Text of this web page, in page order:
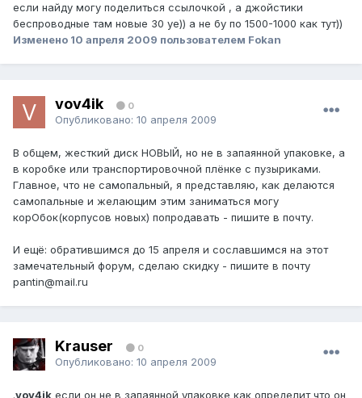
если найду могу поделиться ссылочкой , а джойстики
беспроводные там новые 30 уе)) а не бу по 1500-1000 как тут))
Изменено 10 апреля 2009 пользователем Fokan
vov4ik 0
Опубликовано: 10 апреля 2009
В общем, жесткий диск НОВЫЙ, но не в запаянной упаковке, а
в коробке или транспортировочной плёнке с пузыриками.
Главное, что не самопальный, я представляю, как делаются
самопальные и желающим этим заниматься могу
корОбок(корпусов новых) попродавать - пишите в почту.
И ещё: обратившимся до 15 апреля и сославшимся на этот
замечательный форум, сделаю скидку - пишите в почту
pantin@mail.ru
Krauser 0
Опубликовано: 10 апреля 2009
.vov4ik если он не в запаянной упаковке как определит что он